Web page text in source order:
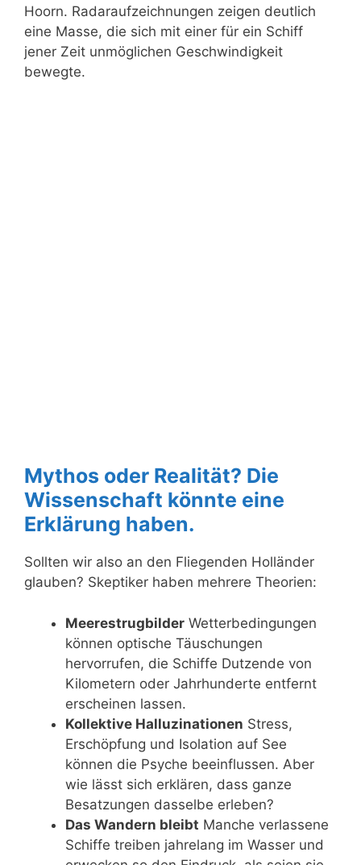
Hoorn. Radaraufzeichnungen zeigen deutlich
eine Masse, die sich mit einer für ein Schiff
jener Zeit unmöglichen Geschwindigkeit
bewegte.
Mythos oder Realität? Die
Wissenschaft könnte eine
Erklärung haben.
Sollten wir also an den Fliegenden Holländer
glauben? Skeptiker haben mehrere Theorien:
Meerestrugbilder Wetterbedingungen
können optische Täuschungen
hervorrufen, die Schiffe Dutzende von
Kilometern oder Jahrhunderte entfernt
erscheinen lassen.
Kollektive Halluzinationen Stress,
Erschöpfung und Isolation auf See
können die Psyche beeinflussen. Aber
wie lässt sich erklären, dass ganze
Besatzungen dasselbe erleben?
Das Wandern bleibt Manche verlassene
Schiffe treiben jahrelang im Wasser und